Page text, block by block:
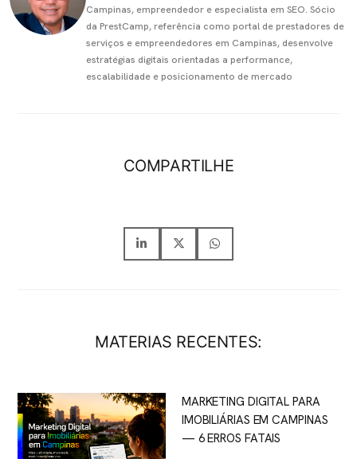
Campinas, empreendedor e especialista em SEO. Sócio
da PrestCamp, referência como portal de prestadores de
serviços e empreendedores em Campinas, desenvolve
estratégias digitais orientadas a performance,
escalabilidade e posicionamento de mercado
COMPARTILHE
MATERIAS RECENTES:
MARKETING DIGITAL PARA
IMOBILIÁRIAS EM CAMPINAS
— 6 ERROS FATAIS